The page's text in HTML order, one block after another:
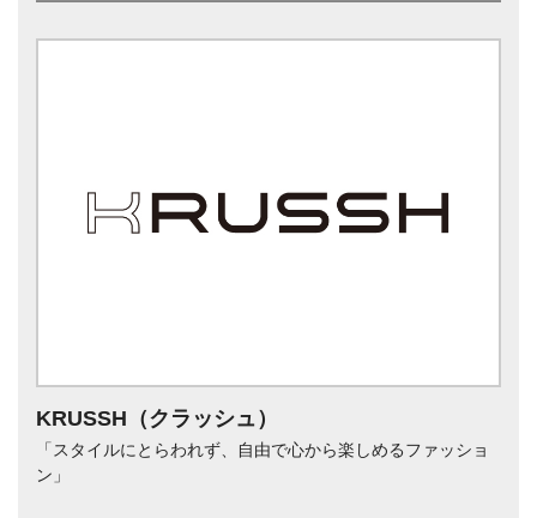
KRUSSH（クラッシュ）
「スタイルにとらわれず、自由で心から楽しめるファッショ
ン」